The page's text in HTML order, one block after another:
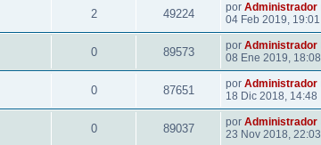
2 49224 por Administrador
04 Feb 2019, 19:01
0 89573 por Administrador
08 Ene 2019, 18:08
0 87651 por Administrador
18 Dic 2018, 14:48
0 89037 por Administrador
23 Nov 2018, 22:03